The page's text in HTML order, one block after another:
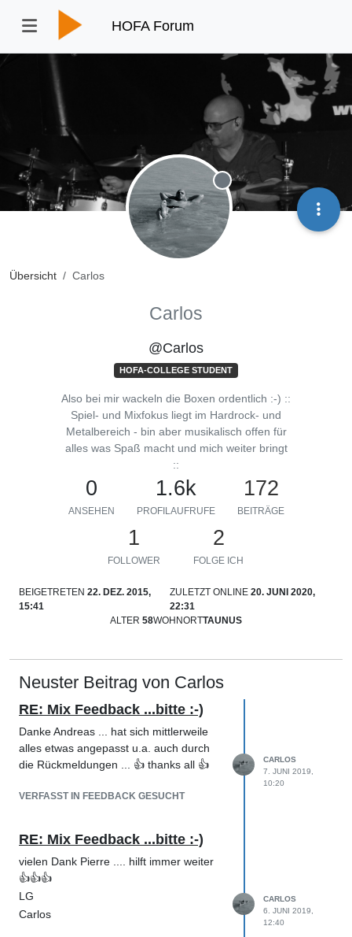
HOFA Forum
Übersicht Carlos
Offline
Carlos
@Carlos
HOFA-COLLEGE STUDENT
Also bei mir wackeln die Boxen ordentlich :-) ::
Spiel- und Mixfokus liegt im Hardrock- und
Metalbereich - bin aber musikalisch offen für
alles was Spaß macht und mich weiter bringt
::
0
ANSEHEN
1.6k
PROFILAUFRUFE
172
BEITRÄGE
1
FOLLOWER
2
FOLGE ICH
BEIGETRETEN 22. DEZ. 2015,
15:41
ZULETZT ONLINE 20. JUNI 2020,
22:31
ALTER 58WOHNORTTAUNUS
Neuster Beitrag von Carlos
RE: Mix Feedback ...bitte :-)
Danke Andreas ... hat sich mittlerweile
alles etwas angepasst u.a. auch durch
die Rückmeldungen ... 👍 thanks all 👍
VERFASST IN FEEDBACK GESUCHT
CARLOS
7. JUNI 2019,
10:20
RE: Mix Feedback ...bitte :-)
vielen Dank Pierre .... hilft immer weiter
👍👍👍
LG
Carlos
CARLOS
6. JUNI 2019,
12:40